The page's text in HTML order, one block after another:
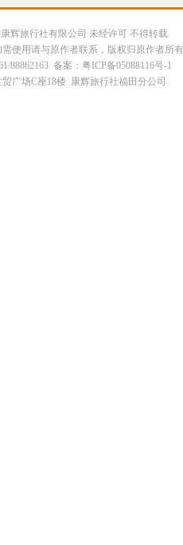
辉旅行社有限公司 未经许可 不得转载
使用请与原作者联系，版权归原作者所
88862163 备案：粤ICP备05088116号-1
广场C座18楼 康辉旅行社福田分公司